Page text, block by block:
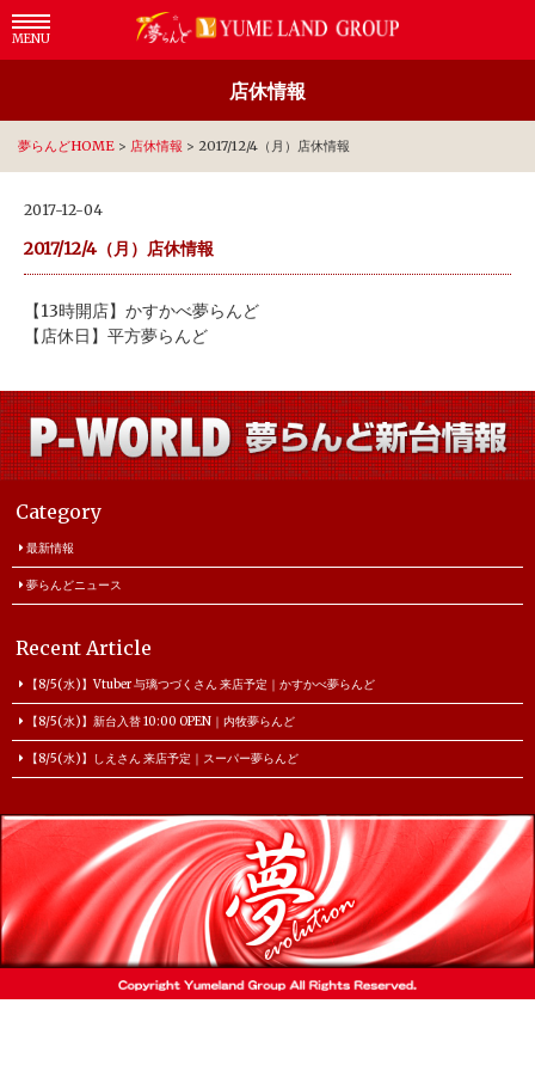
MENU
店休情報
夢らんどHOME > 店休情報 > 2017/12/4（月）店休情報
2017-12-04
2017/12/4（月）店休情報
【13時開店】かすかべ夢らんど
【店休日】平方夢らんど
Category
最新情報
夢らんどニュース
Recent Article
【8/5(水)】Vtuber 与璃つづくさん 来店予定｜かすかべ夢らんど
【8/5(水)】新台入替 10:00 OPEN｜内牧夢らんど
【8/5(水)】しえさん 来店予定｜スーパー夢らんど